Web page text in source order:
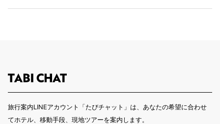
旅行案内LINEアカウント「たびチャット」は、あなたの希望に合わせ
てホテル、移動手段、現地ツアーを案内します。